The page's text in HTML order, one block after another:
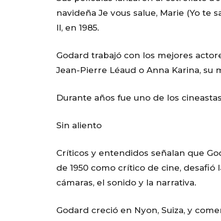
navideña Je vous salue, Marie (Yo te
II, en 1985.
Godard trabajó con los mejores
Jean-Pierre Léaud o Anna Karina, su
Durante años fue uno de los
Sin aliento
Críticos y entendidos señalan que
de 1950 como crítico de cine,
cámaras, el sonido y la narrativa.
Godard creció en Nyon, Suiza, y